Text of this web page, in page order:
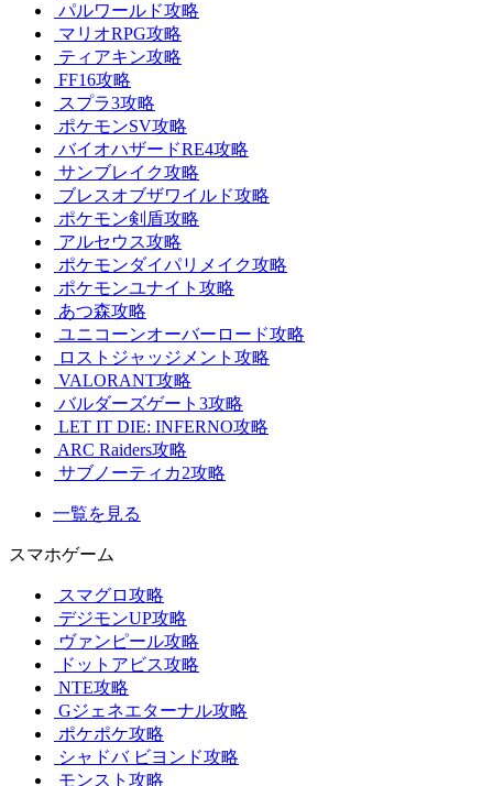
パルワールド攻略
マリオRPG攻略
ティアキン攻略
FF16攻略
スプラ3攻略
ポケモンSV攻略
バイオハザードRE4攻略
サンブレイク攻略
ブレスオブザワイルド攻略
ポケモン剣盾攻略
アルセウス攻略
ポケモンダイパリメイク攻略
ポケモンユナイト攻略
あつ森攻略
ユニコーンオーバーロード攻略
ロストジャッジメント攻略
VALORANT攻略
バルダーズゲート3攻略
LET IT DIE: INFERNO攻略
ARC Raiders攻略
サブノーティカ2攻略
一覧を見る
スマホゲーム
スマグロ攻略
デジモンUP攻略
ヴァンピール攻略
ドットアビス攻略
NTE攻略
Gジェネエターナル攻略
ポケポケ攻略
シャドバ ビヨンド攻略
モンスト攻略